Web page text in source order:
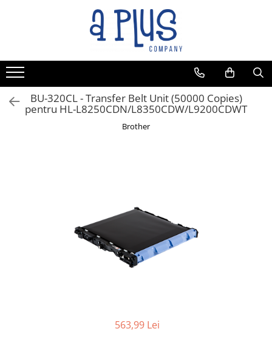
BU-320CL - Transfer Belt Unit (50000 Copies)
pentru HL-L8250CDN/L8350CDW/L9200CDWT
Brother
563,99 Lei